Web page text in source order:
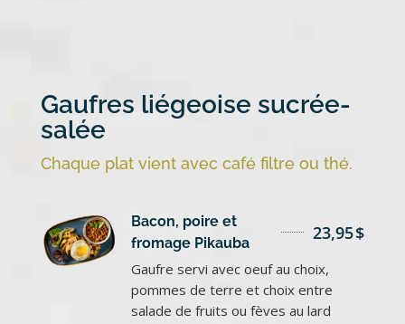
Gaufres liégeoise sucrée-
salée
Chaque plat vient avec café filtre ou thé.
Bacon, poire et
fromage Pikauba
$
23,95
Gaufre servi avec oeuf au choix,
pommes de terre et choix entre
salade de fruits ou fèves au lard